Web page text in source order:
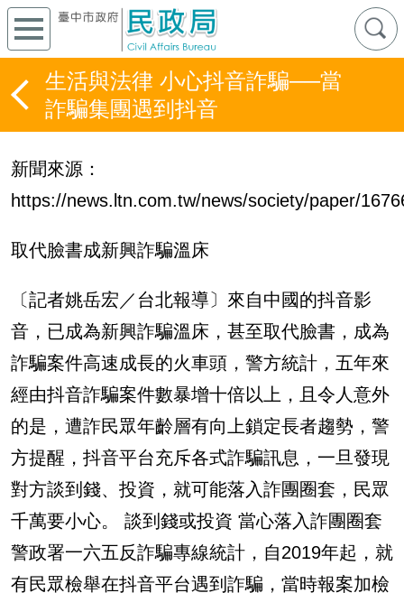
生活與法律 小心抖音詐騙──當
詐騙集團遇到抖音
新聞來源：
https://news.ltn.com.tw/news/society/paper/
取代臉書成新興詐騙溫床
〔記者姚岳宏／台北報導〕來自中國的抖音影
音，已成為新興詐騙溫床，甚至取代臉書，成為
詐騙案件高速成長的火車頭，警方統計，五年來
經由抖音詐騙案件數暴增十倍以上，且令人意外
的是，遭詐民眾年齡層有向上鎖定長者趨勢，警
方提醒，抖音平台充斥各式詐騙訊息，一旦發現
對方談到錢、投資，就可能落入詐團圈套，民眾
千萬要小心。 談到錢或投資 當心落入詐團圈套
警政署一六五反詐騙專線統計，自2019年起，就
有民眾檢舉在抖音平台遇到詐騙，當時報案加檢